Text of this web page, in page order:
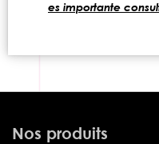
es importante
Nos produits